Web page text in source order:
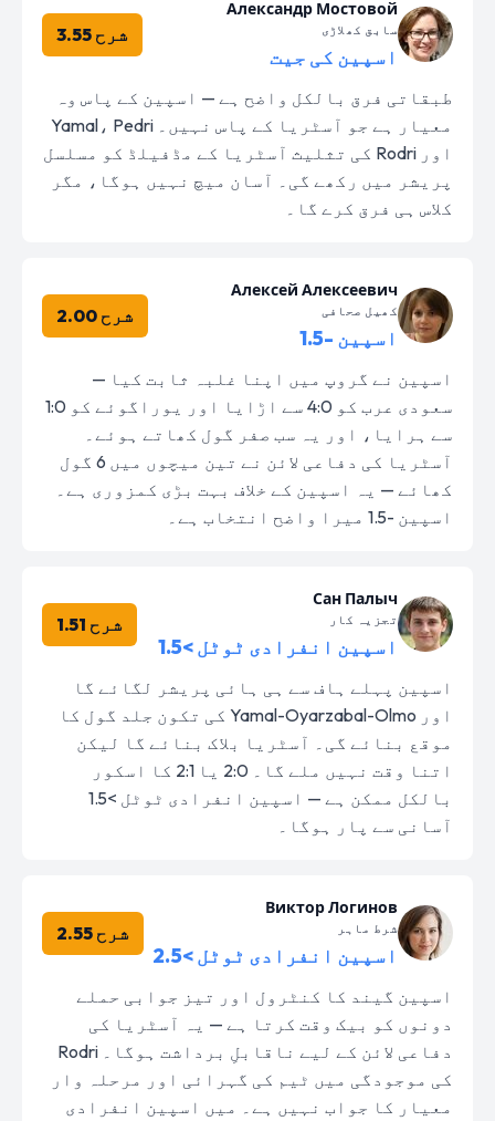
Александр Мостовой
سابق کھلاڑی
اسپین کی جیت
شرح 3.55
طبقاتی فرق بالکل واضح ہے — اسپین کے پاس وہ
معیار ہے جو آسٹریا کے پاس نہیں۔ Yamal، Pedri
اور Rodri کی تثلیث آسٹریا کے مڈفیلڈ کو مسلسل
پریشر میں رکھے گی۔ آسان میچ نہیں ہوگا، مگر
کلاس ہی فرق کرے گا۔
Алексей Алексеевич
کھیل صحافی
اسپین -1.5
شرح 2.00
اسپین نے گروپ میں اپنا غلبہ ثابت کیا —
سعودی عرب کو 4:0 سے اڑایا اور یوراگوئے کو 1:0
سے ہرایا، اور یہ سب صفر گول کھاتے ہوئے۔
آسٹریا کی دفاعی لائن نے تین میچوں میں 6 گول
کھائے — یہ اسپین کے خلاف بہت بڑی کمزوری ہے۔
اسپین -1.5 میرا واضح انتخاب ہے۔
Сан Палыч
تجزیہ کار
اسپین انفرادی ٹوٹل >1.5
شرح 1.51
اسپین پہلے ہاف سے ہی ہائی پریشر لگائے گا
اور Yamal-Oyarzabal-Olmo کی تکون جلد گول کا
موقع بنائے گی۔ آسٹریا بلاک بنائے گا لیکن
اتنا وقت نہیں ملے گا۔ 2:0 یا 2:1 کا اسکور
بالکل ممکن ہے — اسپین انفرادی ٹوٹل >1.5
آسانی سے پار ہوگا۔
Виктор Логинов
شرط ماہر
اسپین انفرادی ٹوٹل >2.5
شرح 2.55
اسپین گیند کا کنٹرول اور تیز جوابی حملے
دونوں کو بیک وقت کرتا ہے — یہ آسٹریا کی
دفاعی لائن کے لیے ناقابلِ برداشت ہوگا۔ Rodri
کی موجودگی میں ٹیم کی گہرائی اور مرحلہ وار
معیار کا جواب نہیں ہے۔ میں اسپین انفرادی